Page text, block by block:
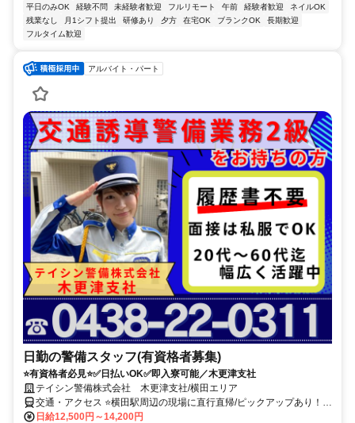
平日のみOK
経験不問 未経験者歓迎 フルリモート 午前 経験者歓迎
ネイルOK
残業なし
月1シフト提出 研修あり 夕方 在宅OK ブランクOK
長期歓迎
フルタイム歓迎
アルバイト・パート
日勤の警備スタッフ(有資格者募集)
⭐有資格者必見⭐✅日払いOK✅即入寮可能／木更津支社
テイシン警備株式会社 木更津支社/横田エリア
交通・アクセス ⭐横田駅周辺の現場に直行直帰/ピックアップあり！移
動の心配は不要です♪
日給12,500円～14,200円